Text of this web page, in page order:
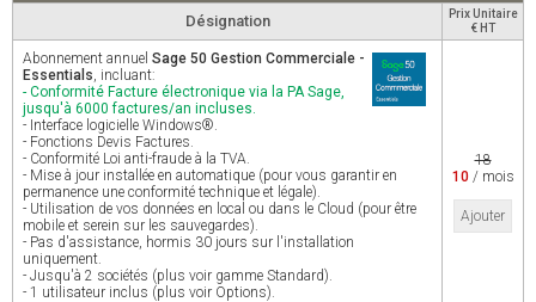
Désignation
Prix Unitaire
€ HT
Abonnement annuel Sage 50 Gestion Commerciale -
Essentials, incluant:
- Conformité Facture électronique via la PA Sage,
jusqu'à 6000 factures/an incluses.
- Interface logicielle Windows®.
- Fonctions Devis Factures.
- Conformité Loi anti-fraude à la TVA.
- Mise à jour installée en automatique (pour vous garantir en
permanence une conformité technique et légale).
- Utilisation de vos données en local ou dans le Cloud (pour être
mobile et serein sur les sauvegardes).
- Pas d'assistance, hormis 30 jours sur l'installation
uniquement.
- Jusqu'à 2 sociétés (plus voir gamme Standard).
- 1 utilisateur inclus (plus voir Options).
18
10/ mois
Ajouter